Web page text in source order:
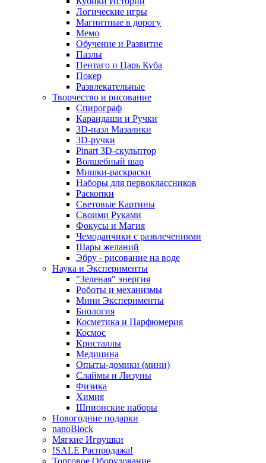
Логические игры
Магнитные в дорогу
Мемо
Обучение и Развитие
Пазлы
Пентаго и Царь Куба
Покер
Развлекательные
Творчество и рисование
Спирограф
Карандаши и Ручки
3D-пазл Мазалики
3D-ручки
Pinart 3D-скульптор
Волшебный шар
Мишки-раскраски
Наборы для первоклассников
Раскопки
Световые Картины
Своими Руками
Фокусы и Магия
Чемоданчики с развлечениями
Шары желаний
Эбру - рисование на воде
Наука и Эксперименты
"Зеленая" энергия
Роботы и механизмы
Мини Эксперименты
Биология
Косметика и Парфюмерия
Космос
Кристаллы
Медицина
Опыты-домики (мини)
Слаймы и Лизуны
Физика
Химия
Шпионские наборы
Новогодние подарки
nanoBlock
Мягкие Игрушки
!SALE Распродажа!
Торговое Оборудование